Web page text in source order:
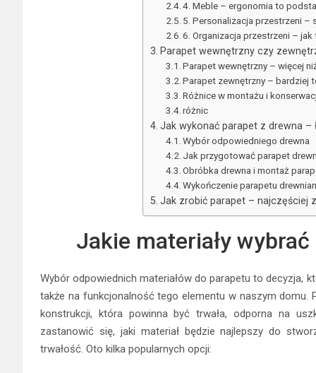
4. Meble – ergonomia to
5. Personalizacja przestrzeni –
6. Organizacja przestrzeni –
Parapet wewnętrzny czy
Parapet wewnętrzny – więcej
Parapet zewnętrzny – bardziej
Różnice w montażu i
różnic
Jak wykonać parapet z drewna –
Wybór odpowiedniego drewna
Jak przygotować parapet
Obróbka drewna i montaż
Wykończenie parapetu
Jak zrobić parapet – najczęściej
Jakie materiały
Wybór odpowiednich materiałów do parapetu to decyzja,
także na funkcjonalność tego elementu w naszym
konstrukcji, która powinna być trwała, odporna na
zastanowić się, jaki materiał będzie najlepszy do
trwałość. Oto kilka popularnych opcji: